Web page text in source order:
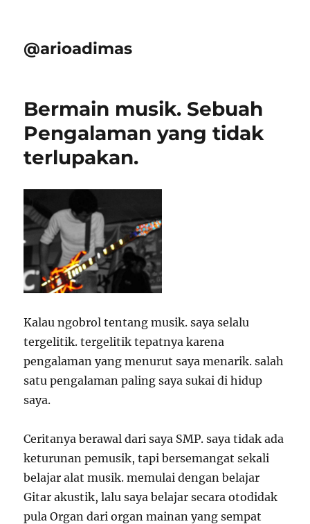
@arioadimas
Bermain musik. Sebuah
Pengalaman yang tidak
terlupakan.
Kalau ngobrol tentang musik. saya selalu
tergelitik. tergelitik tepatnya karena
pengalaman yang menurut saya menarik. salah
satu pengalaman paling saya sukai di hidup
saya.
Ceritanya berawal dari saya SMP. saya tidak ada
keturunan pemusik, tapi bersemangat sekali
belajar alat musik. memulai dengan belajar
Gitar akustik, lalu saya belajar secara otodidak
pula Organ dari organ mainan yang sempat